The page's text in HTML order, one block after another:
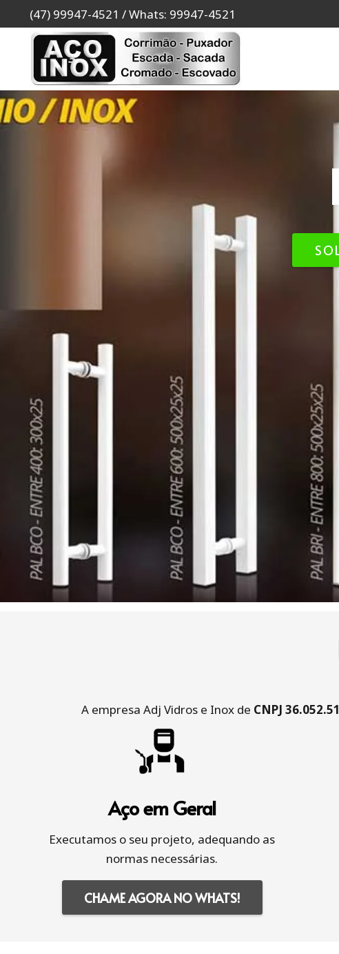
(47) 99947-4521 / Whats: 99947-4521
A empresa Adj Vidros e Inox de CNPJ
Aço em Geral
Executamos o seu projeto, adequando as
normas necessárias.
CHAME AGORA NO WHATS!